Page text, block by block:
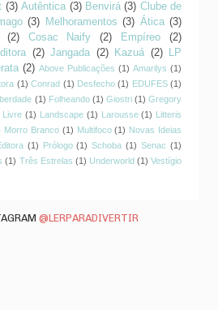
(3) Autêntica (3) Benvirá (3) Clube de
(3) Melhoramentos (3) Ática (3)
(2) Cosac Naify (2) Empíreo
(2)
(2) Jangada (2) Kazuá (2)
LP
(2) Above Publicações (1) Amarilys (1)
(1) Conrad (1) Desfecho (1) EDUFES (1)
(1) Folheando (1) Giostri (1) Gregory
Livre (1) Landscape (1) Larousse (1) Litteris
Morro Branco (1) Multifoco (1) Novas Ideias
(1) Prólogo (1) Schoba (1) Senac (1)
(1) Três Estrelas (1) Underworld (1) Vestígio
@LERPARADIVERTIR